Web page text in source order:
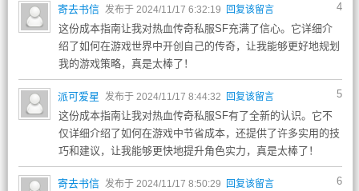
4
寄去书信 发布于 2024/11/17 6:32:19 回复该留言
这份成本指南让我对热血传奇私服SF充满了信心。它详细介
绍了如何在游戏世界中开创自己的传奇，让我能够更好地规划
我的游戏策略，真是太棒了！
5
派可爱星 发布于 2024/11/17 8:44:32 回复该留言
这份成本指南让我对热血传奇私服SF有了全新的认识。它不
仅详细介绍了如何在游戏中节省成本，还提供了许多实用的技
巧和建议，让我能够更快地提升角色实力，真是太棒了！
6
寄去书信 发布于 2024/11/17 8:50:29 回复该留言